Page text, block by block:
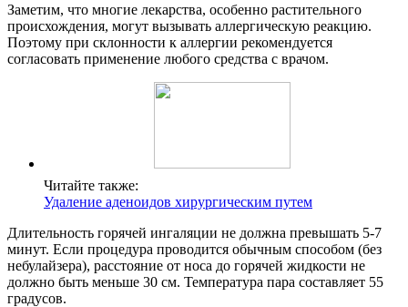
Заметим, что многие лекарства, особенно растительного
происхождения, могут вызывать аллергическую реакцию.
Поэтому при склонности к аллергии рекомендуется
согласовать применение любого средства с врачом.
Читайте также:
Удаление аденоидов хирургическим путем
Длительность горячей ингаляции не должна превышать 5-7
минут. Если процедура проводится обычным способом (без
небулайзера), расстояние от носа до горячей жидкости не
должно быть меньше 30 см. Температура пара составляет 55
градусов.